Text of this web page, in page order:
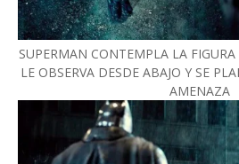
SUPERMAN CONTEMPLA LA
LE OBSERVA DESDE ABAJO Y SE
AMENAZA